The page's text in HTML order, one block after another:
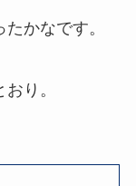
かなです。
り。